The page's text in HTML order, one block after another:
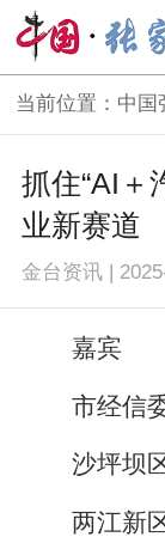
当前位置： 中国
抓住“AI＋
业新赛道
金台资讯 |
嘉宾
市经信
沙坪坝
两江新